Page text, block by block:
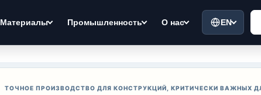
Материалы Промышленность О нас EN
ТОЧНОЕ ПРОИЗВОДСТВО ДЛЯ КОНСТРУКЦИЙ, КРИТИЧЕСКИ ВАЖНЫХ